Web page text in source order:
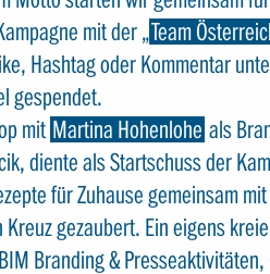
mit der „Team
Hashtag oder Kommentar
gespendet.
mit Martina Hohenlohe als
diente als Startschuss der
für Zuhause gemeinsam
Kreuz gezaubert. Ein eigens
Branding &